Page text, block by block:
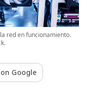
red en funcionamiento.
Google